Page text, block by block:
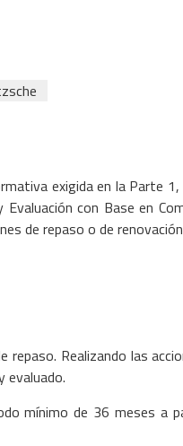
exigida en la Parte
con Base en
de repaso o de
Realizando las
evaluado.
mínimo de 36 meses a